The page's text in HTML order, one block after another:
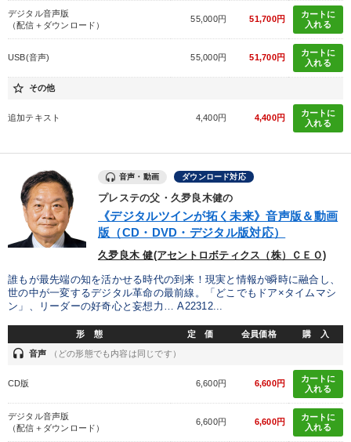
デジタル音声版
（配信＋ダウンロード）
55,000円 51,700円
カートに
入れる
USB(音声) 55,000円 51,700円
カートに
入れる
star_border その他
追加テキスト 4,400円 4,400円
カートに
入れる
音声・動画 ダウンロード対応
プレステの父・久夛良木健の
《デジタルツインが拓く未来》音声版＆動画
版（CD・DVD・デジタル版対応）
久夛良木 健(アセントロボティクス（株）ＣＥＯ)
誰もが最先端の知を活かせる時代の到来！現実と情報が瞬時に融合し、
世の中が一変するデジタル革命の最前線。「どこでもドア×タイムマシ
ン」、リーダーの好奇心と妄想力… A22312...
形 態 定 価 会員価格 購 入
headset 音声 （どの形態でも内容は同じです）
CD版 6,600円 6,600円
カートに
入れる
デジタル音声版
（配信＋ダウンロード）
6,600円 6,600円
カートに
入れる